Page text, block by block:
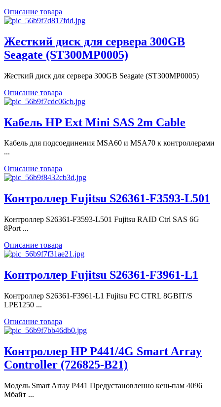
Описание товара
Жесткий диск для сервера 300GB
Seagate (ST300MP0005)
Жесткий диск для сервера 300GB Seagate (ST300MP0005)
Описание товара
Кабель HP Ext Mini SAS 2m Cable
Кабель для подсоединения MSA60 и MSA70 к контроллерами
...
Описание товара
Контроллер Fujitsu S26361-F3593-L501
Контроллер S26361-F3593-L501 Fujitsu RAID Ctrl SAS 6G
8Port ...
Описание товара
Контроллер Fujitsu S26361-F3961-L1
Контроллер S26361-F3961-L1 Fujitsu FC CTRL 8GBIT/S
LPE1250 ...
Описание товара
Контроллер HP P441/4G Smart Array
Controller (726825-B21)
Модель Smart Array P441 Предустановленно кеш-пам 4096
Мбайт ...